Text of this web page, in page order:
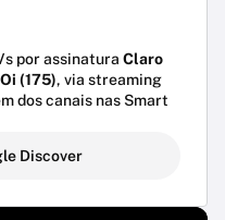
por assinatura Claro
Oi (175), via streaming
dos canais nas Smart
Discover